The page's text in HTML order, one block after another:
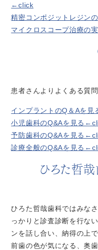
←click
精密コンポジットレジン
マイクロスコープ治療の
患者さんよりよくある質
インプラントのQ＆Aを
小児歯科のQ&Aを見る
予防歯科のQ&Aを見る
診療全般のQ&Aを見る
ひろた哲
ひろた哲哉歯科ではみな
っかりと診査診断を行な
ンを話し合い、納得の上
前歯の色が気になる、奥